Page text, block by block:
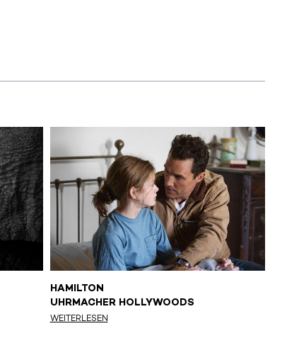
HAMILTON
UHRMACHER HOLLYWOODS
WEITERLESEN